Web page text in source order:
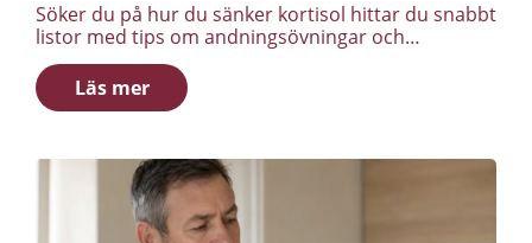
Söker du på hur du sänker kortisol hittar du snabbt
listor med tips om andningsövningar och
magnesium. Men det är något med själva frågan
som är värt att reda upp först: målet är inte lägsta
möjliga kortisol. Målet är en normal dygnsrytm.
Läs mer